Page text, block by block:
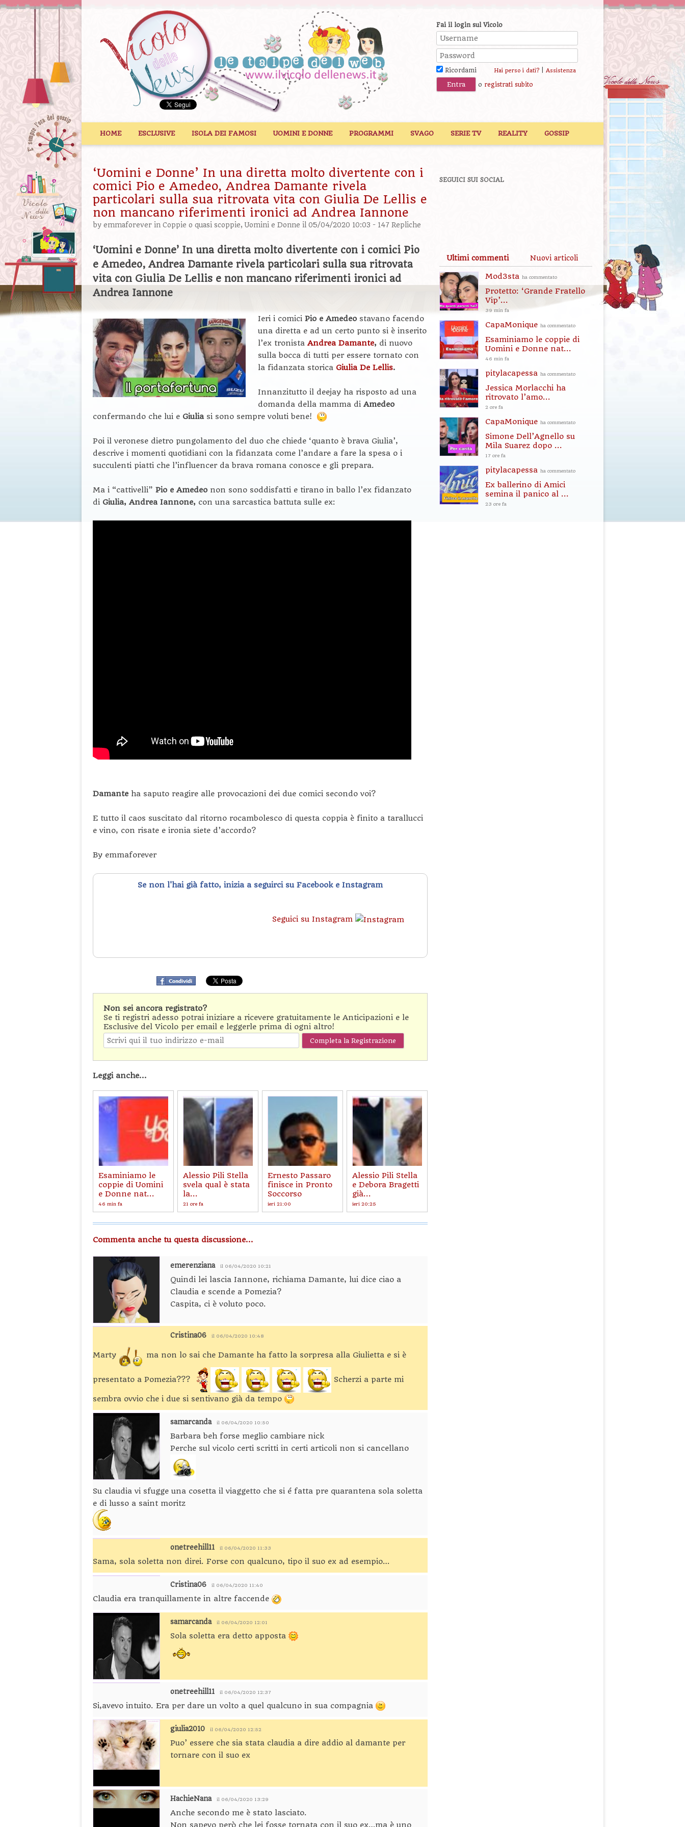
Fai il login sul Vicolo
Ricordami Hai perso i dati?| Assistenza
o registrati subito
HOME ESCLUSIVE ISOLA DEI FAMOSI UOMINI E DONNE PROGRAMMI SVAGO SERIE TV REALITY GOSSIP
‘Uomini e Donne’ In una diretta molto divertente con i
comici Pio e Amedeo, Andrea Damante rivela
particolari sulla sua ritrovata vita con Giulia De Lellis e
non mancano riferimenti ironici ad Andrea Iannone
by emmaforever in Coppie o quasi scoppie,Uomini e Donne il 05/04/2020 10:03 - 147 Repliche
‘Uomini e Donne’ In una diretta molto divertente con i comici Pio
e Amedeo, Andrea Damante rivela particolari sulla sua ritrovata
vita con Giulia De Lellis e non mancano riferimenti ironici ad
Andrea Iannone
Ieri i comici Pio e Amedeo stavano facendo
una diretta e ad un certo punto si è inserito
l’ex tronista Andrea Damante, di nuovo
sulla bocca di tutti per essere tornato con
la fidanzata storica Giulia De Lellis.
Innanzitutto il deejay ha risposto ad una
domanda della mamma di Amedeo
confermando che lui e Giulia si sono sempre voluti bene!
Poi il veronese dietro pungolamento del duo che chiede ‘quanto è brava Giulia’,
descrive i momenti quotidiani con la fidanzata come l’andare a fare la spesa o i
succulenti piatti che l’influencer da brava romana conosce e gli prepara.
Ma i “cattivelli” Pio e Amedeo non sono soddisfatti e tirano in ballo l’ex fidanzato
di Giulia, Andrea Iannone, con una sarcastica battuta sulle ex:
Damante ha saputo reagire alle provocazioni dei due comici secondo voi?
E tutto il caos suscitato dal ritorno rocambolesco di questa coppia è finito a tarallucci
e vino, con risate e ironia siete d’accordo?
By emmaforever
Se non l'hai già fatto, inizia a seguirci su Facebook e Instagram
Seguici su Instagram
Non sei ancora registrato?
Se ti registri adesso potrai iniziare a ricevere gratuitamente le Anticipazioni e le
Esclusive del Vicolo per email e leggerle prima di ogni altro!
Leggi anche...
Esaminiamo le
coppie di Uomini
e Donne nat...
46 min fa
Alessio Pili Stella
svela qual è stata
la...
21 ore fa
Ernesto Passaro
finisce in Pronto
Soccorso
ieri 21:00
Alessio Pili Stella
e Debora Bragetti
già...
ieri 20:25
Commenta anche tu questa discussione...
emerenziana il 06/04/2020 10:21
Quindi lei lascia Iannone, richiama Damante, lui dice ciao a
Claudia e scende a Pomezia?
Caspita, ci è voluto poco.
Cristina06 il 06/04/2020 10:48
Marty ma non lo sai che Damante ha fatto la sorpresa alla Giulietta e si è
presentato a Pomezia??? Scherzi a parte mi
sembra ovvio che i due si sentivano già da tempo
samarcanda il 06/04/2020 10:50
Barbara beh forse meglio cambiare nick
Perche sul vicolo certi scritti in certi articoli non si cancellano
Su claudia vi sfugge una cosetta il viaggetto che si é fatta pre quarantena sola soletta
e di lusso a saint moritz
onetreehill11 il 06/04/2020 11:33
Sama, sola soletta non direi. Forse con qualcuno, tipo il suo ex ad esempio…
Cristina06 il 06/04/2020 11:40
Claudia era tranquillamente in altre faccende
samarcanda il 06/04/2020 12:01
Sola soletta era detto apposta
onetreehill11 il 06/04/2020 12:37
Si,avevo intuito. Era per dare un volto a quel qualcuno in sua compagnia
giulia2010 il 06/04/2020 12:52
Puo’ essere che sia stata claudia a dire addio al damante per
tornare con il suo ex
HachieNana il 06/04/2020 13:29
Anche secondo me è stato lasciato.
Non sapevo però che lei fosse tornata con il suo ex…ma è uno
SEGUICI SUI SOCIAL
Ultimi commenti Nuovi articoli
Mod3sta ha commentato
Protetto: ‘Grande Fratello
Vip’...
39 min fa
CapaMonique ha commentato
Esaminiamo le coppie di
Uomini e Donne nat...
46 min fa
pitylacapessa ha commentato
Jessica Morlacchi ha
ritrovato l’amo...
2 ore fa
CapaMonique ha commentato
Simone Dell’Agnello su
Mila Suarez dopo ...
17 ore fa
pitylacapessa ha commentato
Ex ballerino di Amici
semina il panico al ...
23 ore fa